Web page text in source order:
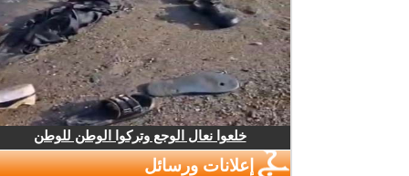
خلعوا نعال الوجع وتركوا الوطن للوطن
إعلانات ورسائل